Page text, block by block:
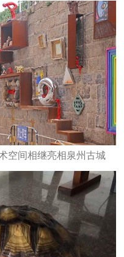
空间相继亮相泉州古城